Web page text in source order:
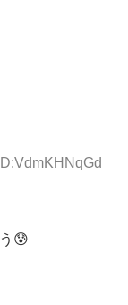
😰